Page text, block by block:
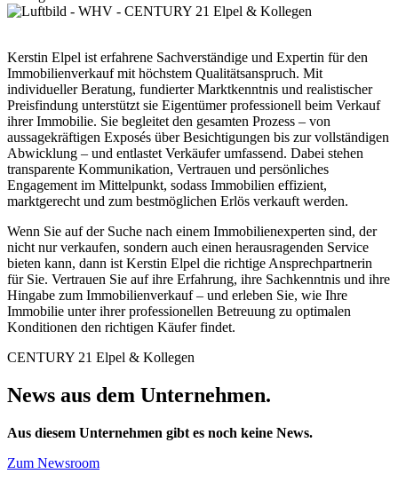
Kerstin Elpel ist erfahrene Sachverständige und Expertin für den
Immobilienverkauf mit höchstem Qualitätsanspruch. Mit
individueller Beratung, fundierter Marktkenntnis und realistischer
Preisfindung unterstützt sie Eigentümer professionell beim Verkauf
ihrer Immobilie. Sie begleitet den gesamten Prozess – von
aussagekräftigen Exposés über Besichtigungen bis zur vollständigen
Abwicklung – und entlastet Verkäufer umfassend. Dabei stehen
transparente Kommunikation, Vertrauen und persönliches
Engagement im Mittelpunkt, sodass Immobilien effizient,
marktgerecht und zum bestmöglichen Erlös verkauft werden.
Wenn Sie auf der Suche nach einem Immobilienexperten sind, der
nicht nur verkaufen, sondern auch einen herausragenden Service
bieten kann, dann ist Kerstin Elpel die richtige Ansprechpartnerin
für Sie. Vertrauen Sie auf ihre Erfahrung, ihre Sachkenntnis und ihre
Hingabe zum Immobilienverkauf – und erleben Sie, wie Ihre
Immobilie unter ihrer professionellen Betreuung zu optimalen
Konditionen den richtigen Käufer findet.
CENTURY 21 Elpel & Kollegen
News aus dem Unternehmen.
Aus diesem Unternehmen gibt es noch keine News.
Zum Newsroom